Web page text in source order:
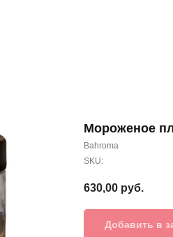
Мороженое
Bahroma
SKU:
630,00 руб.
Добавить в